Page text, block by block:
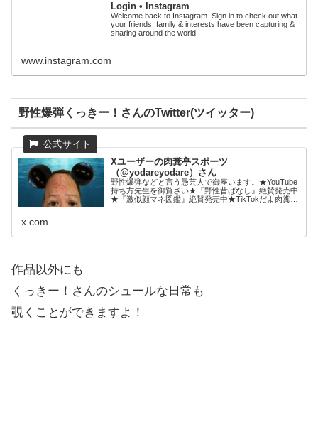
Login • Instagram
Welcome back to Instagram. Sign in to check out what
your friends, family & interests have been capturing &
sharing around the world.
www.instagram.com
野性爆弾くっきー！さんのTwitter(ツイッター)
Xユーザーの肉糞亭スポーツ
（@yodareyodare）さん
野性爆弾などと言う愚芸人で御座います。★YouTube
持ち方先生を御覧さい★『野性昔ばなし』絶賛発売中
★『激似顔マネ図鑑』絶賛発売中★TikTokだよ肉糞亭
x.com
作品以外にも
くっきー！さんのシュールな日常も
覗くことができますよ！